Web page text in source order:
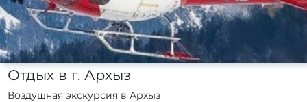
Отдых в г. Архыз
Воздушная экскурсия в Архыз